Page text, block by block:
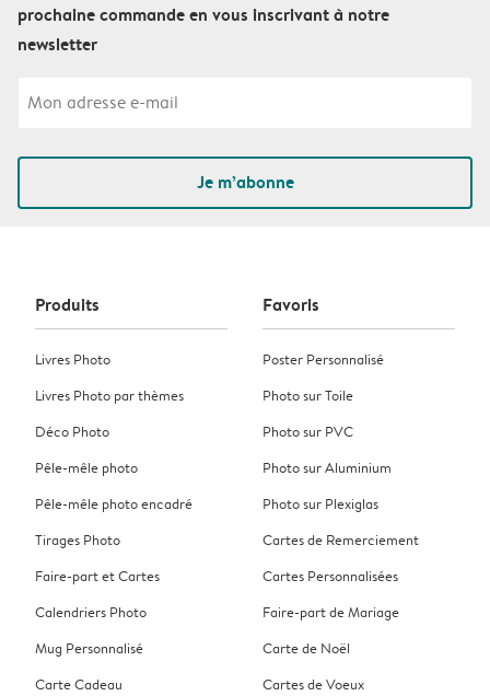
prochaine commande en vous inscrivant à notre
newsletter
Je m’abonne
Produits
Livres Photo
Livres Photo par thèmes
Déco Photo
Pêle-mêle photo
Pêle-mêle photo encadré
Tirages Photo
Faire-part et Cartes
Calendriers Photo
Mug Personnalisé
Carte Cadeau
Favoris
Poster Personnalisé
Photo sur Toile
Photo sur PVC
Photo sur Aluminium
Photo sur Plexiglas
Cartes de Remerciement
Cartes Personnalisées
Faire-part de Mariage
Carte de Noël
Cartes de Voeux